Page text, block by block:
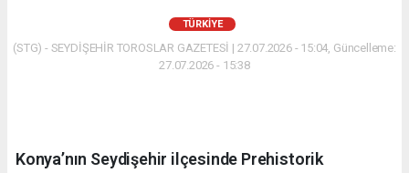
TÜRKIYE
(STG) - SEYDİŞEHİR TOROSLAR GAZETESİ | 27.07.2026 - 15:04, Güncelleme:
27.07.2026 - 15:38
Konya’nın Seydişehir ilçesinde Prehistorik